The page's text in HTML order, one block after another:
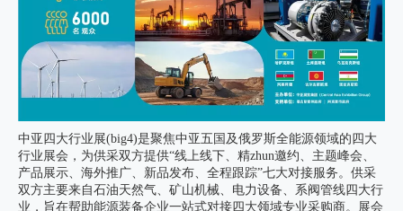
中亚四大行业展(big4)是聚焦中亚五国及俄罗斯全能源领域的四大
行业展会，为供采双方提供“线上线下、精zhun邀约、主题峰会、
产品展示、海外推广、新品发布、全程跟踪”七大对接服务。供采
双方主要来自石油天然气、矿山机械、电力设备、系阀管线四大行
业，旨在帮助能源装备企业一站式对接四大领域专业采购商。展会